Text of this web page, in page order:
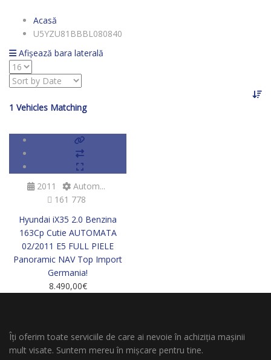
Acasă
U5YZU81BBBL080840
Afișează bara laterală
1 Vehicles Matching
2011
Autom...
161 778
Hyundai iX35 2.0 Benzina
163Cp Cutie AUTOMATA
02/2011 E5 FULL PIELE
Panoramic NAV Top Import
Germania!
8.490,00€
Îți oferim toate serviciile de care ai nevoie în achiziția mașinii
mult visate. Suntem mereu în mișcare pentru tine.